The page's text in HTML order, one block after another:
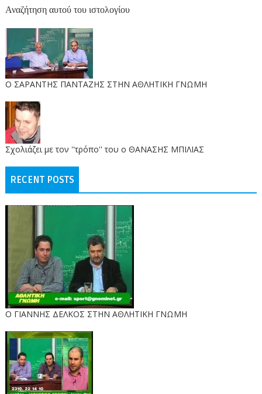
Αναζήτηση αυτού του ιστολογίου
O ΣΑΡΑΝΤΗΣ ΠΑΝΤΑΖΗΣ ΣΤΗΝ ΑΘΛΗΤΙΚΗ ΓΝΩΜΗ
Σχολιάζει με τον ''τρόπο'' του ο ΘΑΝΑΣΗΣ ΜΠΙΛΙΑΣ
RECENT POSTS
Ο ΓΙΑΝΝΗΣ ΔΕΛΚΟΣ ΣΤΗΝ ΑΘΛΗΤΙΚΗ ΓΝΩΜΗ